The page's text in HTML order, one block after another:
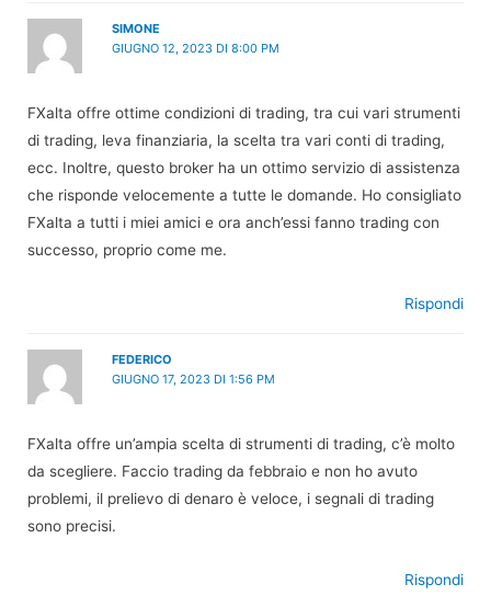
SIMONE
GIUGNO 12, 2023 DI 8:00 PM
FXalta offre ottime condizioni di trading, tra cui vari strumenti
di trading, leva finanziaria, la scelta tra vari conti di trading,
ecc. Inoltre, questo broker ha un ottimo servizio di assistenza
che risponde velocemente a tutte le domande. Ho consigliato
FXalta a tutti i miei amici e ora anch’essi fanno trading con
successo, proprio come me.
Rispondi
FEDERICO
GIUGNO 17, 2023 DI 1:56 PM
FXalta offre un’ampia scelta di strumenti di trading, c’è molto
da scegliere. Faccio trading da febbraio e non ho avuto
problemi, il prelievo di denaro è veloce, i segnali di trading
sono precisi.
Rispondi